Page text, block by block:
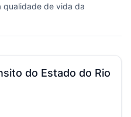
qualidade de vida da
do Estado do Rio